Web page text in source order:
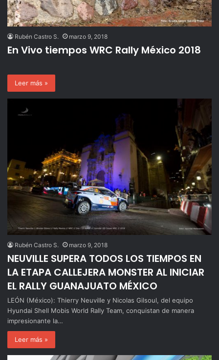
Rubén Castro S. marzo 9, 2018
En Vivo tiempos WRC Rally México 2018
Leer más »
Rubén Castro S. marzo 9, 2018
NEUVILLE SUPERA TODOS LOS TIEMPOS EN
LA ETAPA CALLEJERA MONSTER AL INICIAR
EL RALLY GUANAJUATO MÉXICO
LEÓN (México): Thierry Neuville y Nicolas Gilsoul, del equipo
Hyundai Shell Mobis World Rally Team, conquistan de manera
impresionante la…
Leer más »